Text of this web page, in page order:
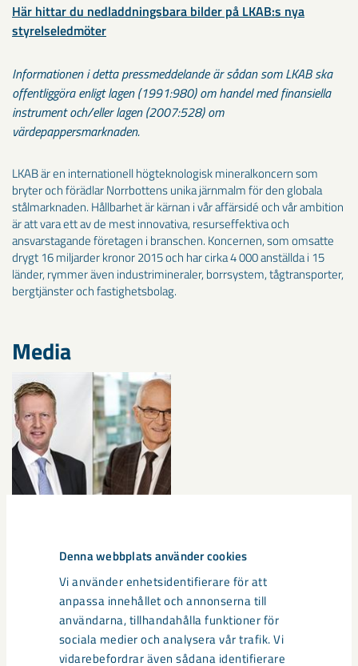
Denna webbplats använder cookies
Vi använder enhetsidentifierare för att
anpassa innehållet och annonserna till
användarna, tillhandahålla funktioner för
sociala medier och analysera vår trafik. Vi
vidarebefordrar även sådana identifierare
Här hittar du nedladdningsbara bilder på LKAB:s nya
styrelseledmöter
Informationen i detta pressmeddelande är sådan som LKAB ska
offentliggöra enligt lagen (1991:980) om handel med finansiella
instrument och/eller lagen (2007:528) om
värdepappersmarknaden.
LKAB är en internationell högteknologisk mineralkoncern som
bryter och förädlar Norrbottens unika järnmalm för den globala
stålmarknaden. Hållbarhet är kärnan i vår affärsidé och vår ambition
är att vara ett av de mest innovativa, resurseffektiva och
ansvarstagande företagen i branschen. Koncernen, som omsatte
drygt 16 miljarder kronor 2015 och har cirka 4 000 anställda i 15
länder, rymmer även industrimineraler, borrsystem, tågtransporter,
bergtjänster och fastighetsbolag.
Media
Documents
20160428_Pressmeddelande: LKAB:s årsstämm
a 2016